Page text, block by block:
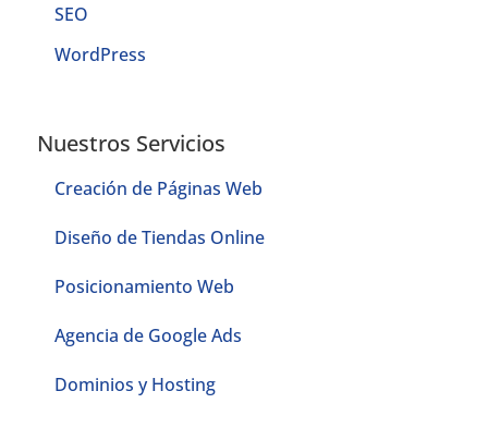
SEO
WordPress
Nuestros Servicios
Creación de Páginas Web
Diseño de Tiendas Online
Posicionamiento Web
Agencia de Google Ads
Dominios y Hosting